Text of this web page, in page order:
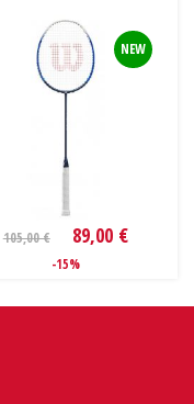
NEW
105,00 € 89,00 €
-15%